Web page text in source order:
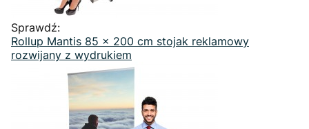
Sprawdź:
Rollup Mantis 85 x 200 cm stojak reklamowy
rozwijany z wydrukiem